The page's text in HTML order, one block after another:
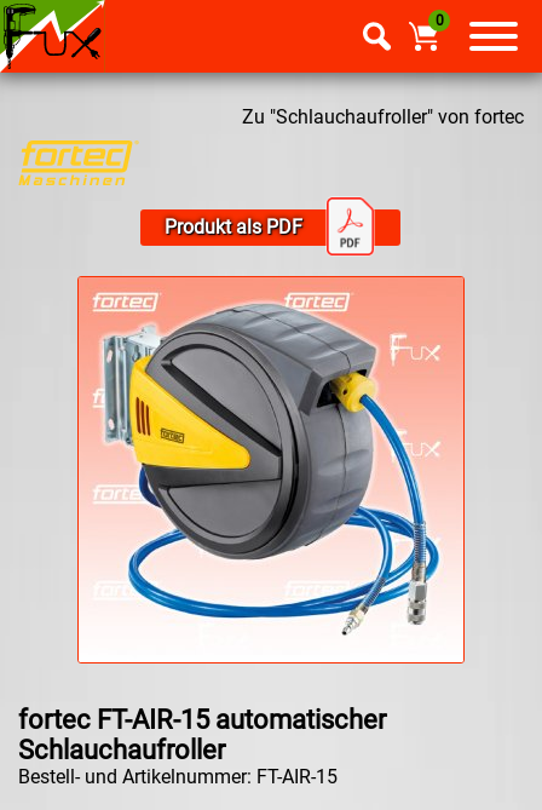
0
Zu "Schlauchaufroller" von fortec
fortec FT-AIR-15 automatischer
Schlauchaufroller
Bestell- und Artikelnummer: FT-AIR-15
Produkt als PDF